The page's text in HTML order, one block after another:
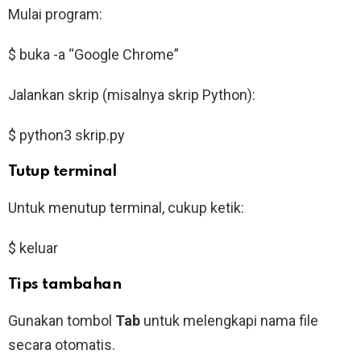
Mulai program:
$ buka -a “Google Chrome”
Jalankan skrip (misalnya skrip Python):
$ python3 skrip.py
Tutup terminal
Untuk menutup terminal, cukup ketik:
$ keluar
Tips tambahan
Gunakan tombol Tab untuk melengkapi nama file
secara otomatis.